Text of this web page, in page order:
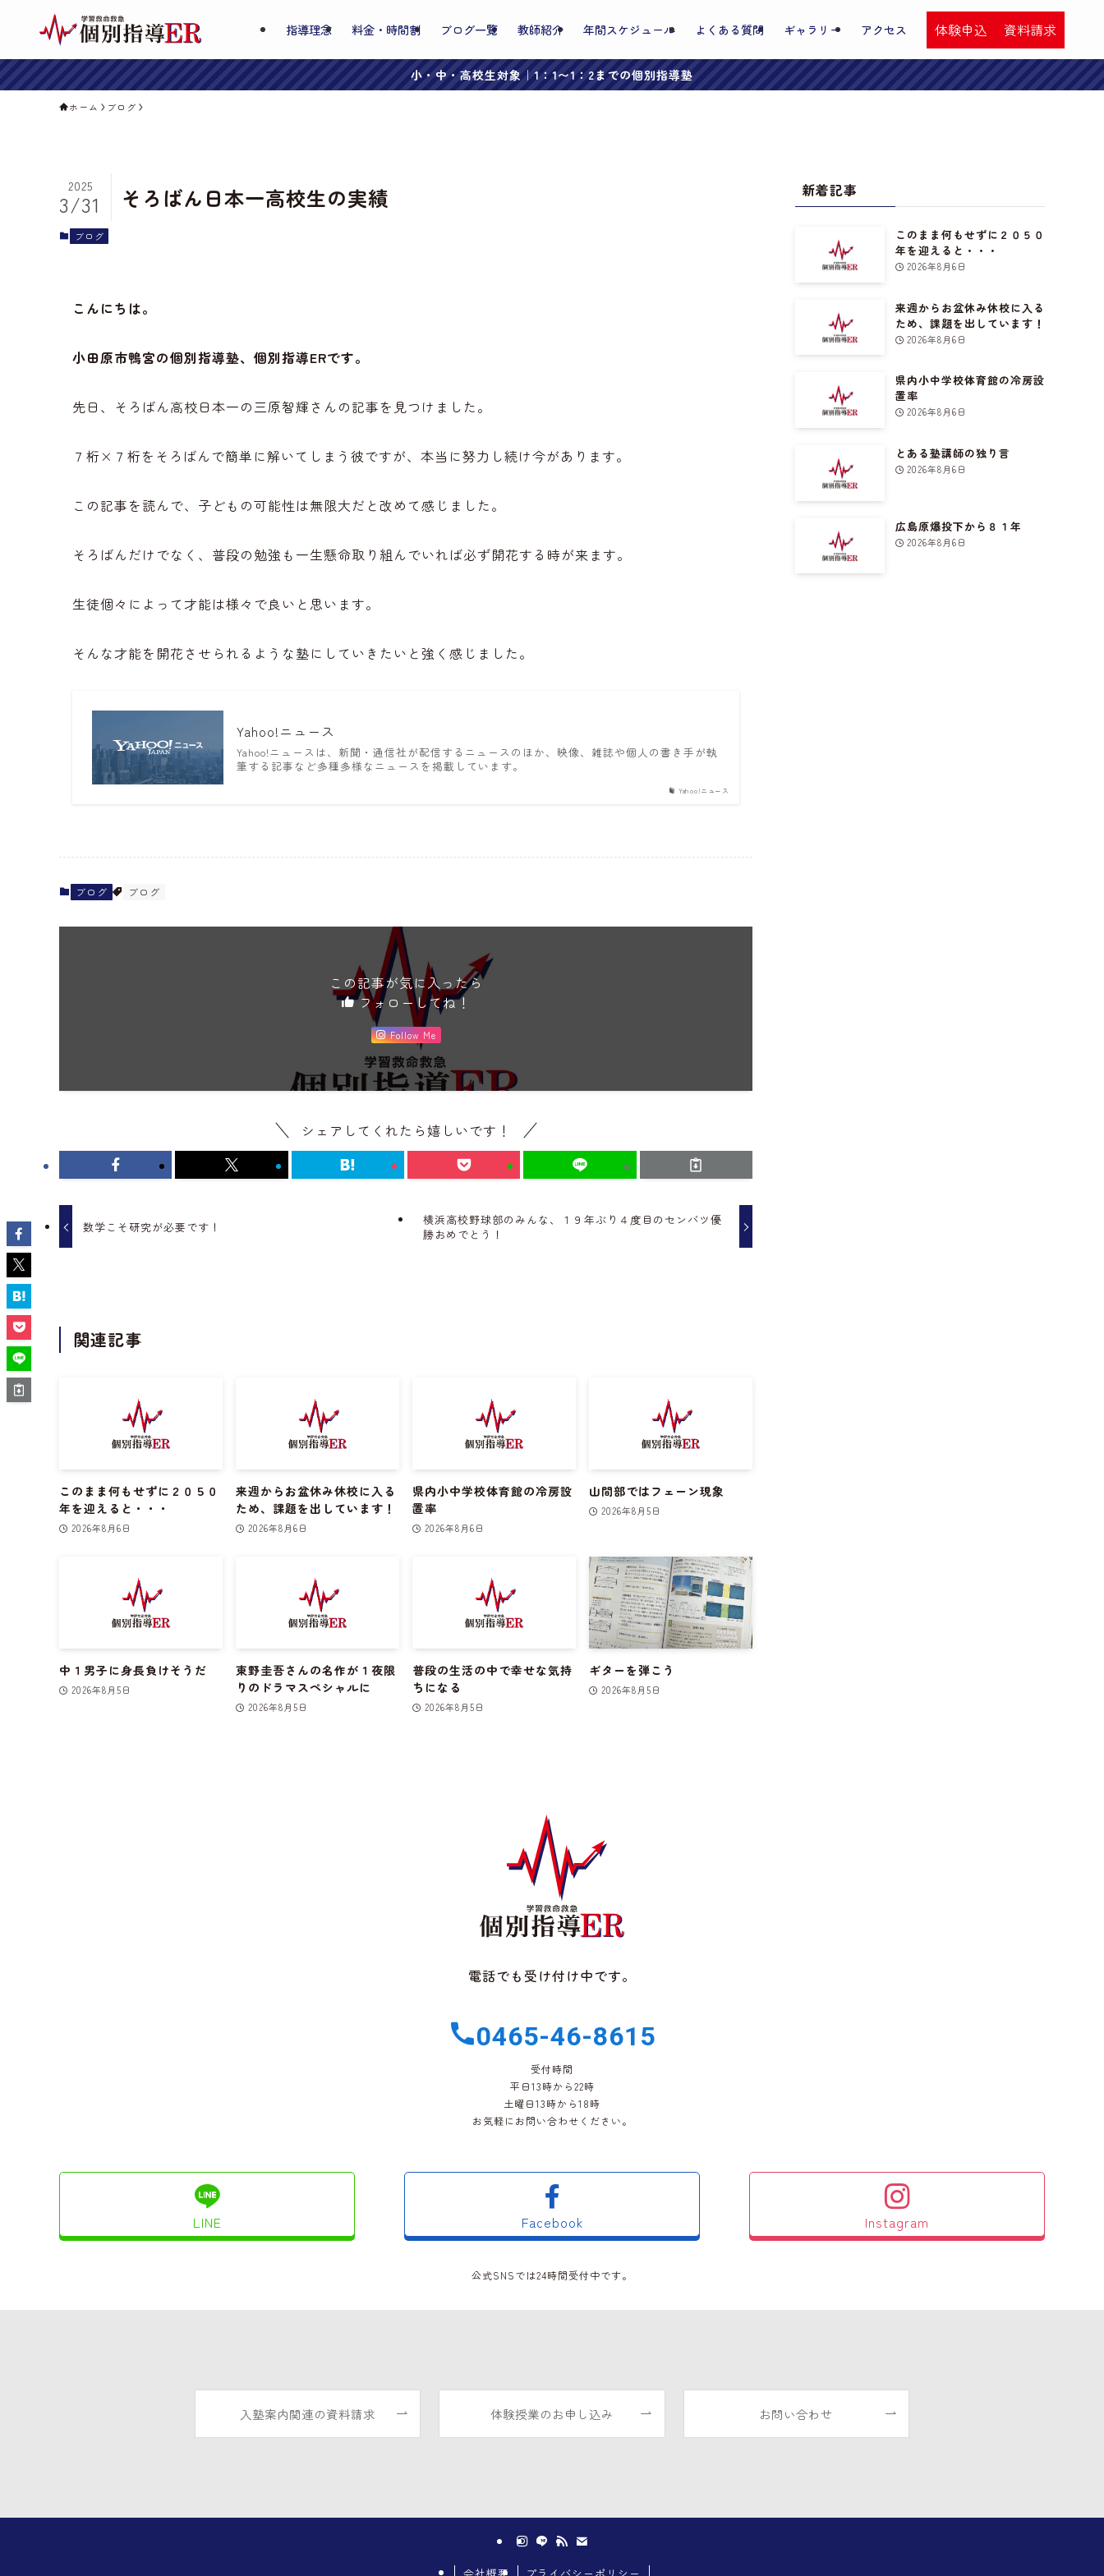
指導理念 料金・時間割 ブログ一覧 教師紹介 年間スケジュール よくある質問 ギャラリー アクセス 体験申込 資料請求
小・中・高校生対象｜1：1〜1：2までの個別指導塾
ホーム ブログ
そろばん日本一高校生の実績
2025
3/31
ブログ
こんにちは。
小田原市鴨宮の個別指導塾、個別指導ERです。
先日、そろばん高校日本一の三原智輝さんの記事を見つけました。
７桁×７桁をそろばんで簡単に解いてしまう彼ですが、本当に努力し続け今があります。
この記事を読んで、子どもの可能性は無限大だと改めて感じました。
そろばんだけでなく、普段の勉強も一生懸命取り組んでいれば必ず開花する時が来ます。
生徒個々によって才能は様々で良いと思います。
そんな才能を開花させられるような塾にしていきたいと強く感じました。
Yahoo!ニュース
Yahoo!ニュース
Yahoo!ニュースは、新聞・通信社が配信するニュースのほか、映像、雑誌や個人の書き手が執
筆する記事など多種多様なニュースを掲載しています。
ブログ ブログ
この記事が気に入ったら
フォローしてね！
Follow Me
シェアしてくれたら嬉しいです！
数学こそ研究が必要です！
横浜高校野球部のみんな、１９年ぶり４度目のセンバツ優
勝おめでとう！
関連記事
このまま何もせずに２０５０
年を迎えると・・・
2026年8月6日
来週からお盆休み休校に入る
ため、課題を出しています！
2026年8月6日
県内小中学校体育館の冷房設
置率
2026年8月6日
山間部ではフェーン現象
2026年8月5日
中１男子に身長負けそうだ
2026年8月5日
東野圭吾さんの名作が１夜限
りのドラマスペシャルに
2026年8月5日
普段の生活の中で幸せな気持
ちになる
2026年8月5日
ギターを弾こう
2026年8月5日
新着記事
このまま何もせずに２０５０
年を迎えると・・・
2026年8月6日
来週からお盆休み休校に入る
ため、課題を出しています！
2026年8月6日
県内小中学校体育館の冷房設
置率
2026年8月6日
とある塾講師の独り言
2026年8月6日
広島原爆投下から８１年
2026年8月6日
電話でも受け付け中です。
0465-46-8615
受付時間
平日13時から22時
土曜日13時から18時
お気軽にお問い合わせください。
LINE Facebook Instagram
公式SNSでは24時間受付中です。
入塾案内関連の資料請求 体験授業のお申し込み お問い合わせ
会社概要 プライバシーポリシー